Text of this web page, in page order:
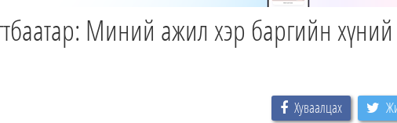
Миний ажил хэр баргийн хүний
Хуваалцах